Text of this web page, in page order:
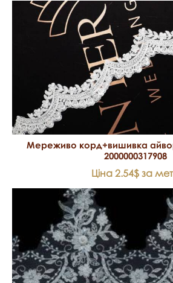
Мереживо корд+вишивка
2000000317908
Ціна 2.54$ за